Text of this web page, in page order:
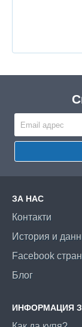
ЗА НАС
Контакти
История и
Facebook
Блог
ИНФОРМАЦИЯ